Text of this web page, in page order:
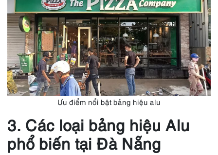
Ưu điểm nổi bật bảng hiệu alu
3. Các loại bảng hiệu Alu
phổ biến tại Đà Nẵng